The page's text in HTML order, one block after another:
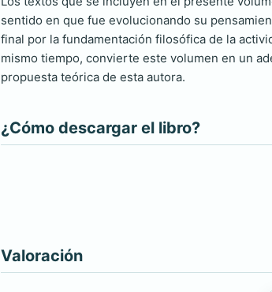
sentido en que fue evolucionando su
final por la fundamentación filosófica de la
mismo tiempo, convierte este volumen en un
propuesta teórica de esta autora.
¿Cómo descargar el libro?
Valoración